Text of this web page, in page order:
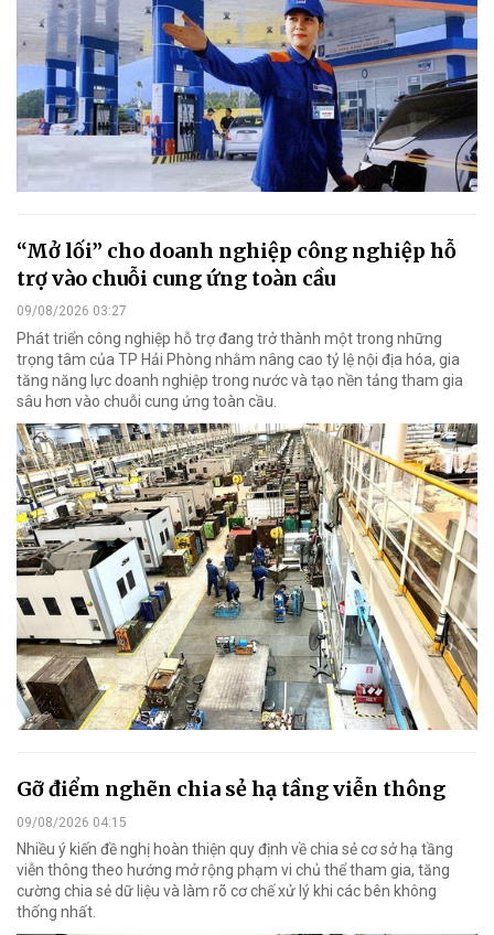
“Mở lối” cho doanh nghiệp công nghiệp hỗ
trợ vào chuỗi cung ứng toàn cầu
09/08/2026 03:27
Phát triển công nghiệp hỗ trợ đang trở thành một trong những
trọng tâm của TP Hải Phòng nhằm nâng cao tỷ lệ nội địa hóa, gia
tăng năng lực doanh nghiệp trong nước và tạo nền tảng tham gia
sâu hơn vào chuỗi cung ứng toàn cầu.
Gỡ điểm nghẽn chia sẻ hạ tầng viễn thông
09/08/2026 04:15
Nhiều ý kiến đề nghị hoàn thiện quy định về chia sẻ cơ sở hạ tầng
viễn thông theo hướng mở rộng phạm vi chủ thể tham gia, tăng
cường chia sẻ dữ liệu và làm rõ cơ chế xử lý khi các bên không
thống nhất.